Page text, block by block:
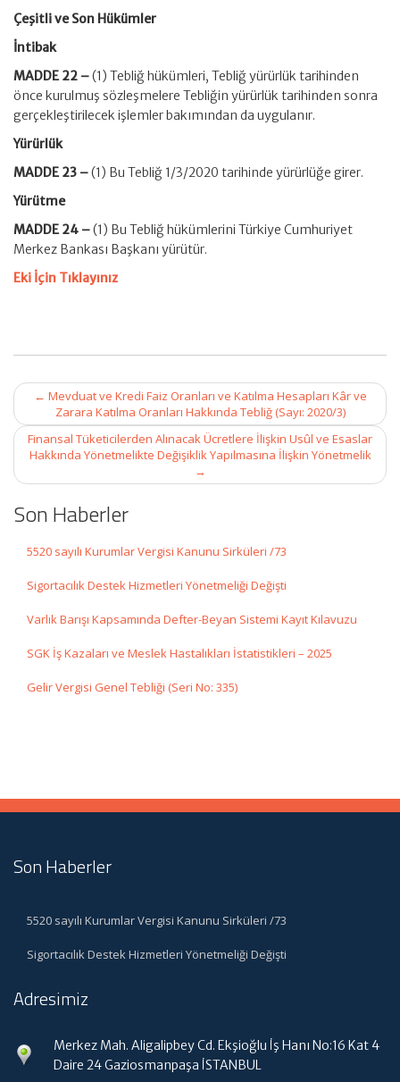
Çeşitli ve Son Hükümler
İntibak
MADDE 22 –(1) Tebliğ hükümleri, Tebliğ yürürlük tarihinden
önce kurulmuş sözleşmelere Tebliğin yürürlük tarihinden sonra
gerçekleştirilecek işlemler bakımından da uygulanır.
Yürürlük
MADDE 23 –(1) Bu Tebliğ 1/3/2020 tarihinde yürürlüğe girer.
Yürütme
MADDE 24 –(1) Bu Tebliğ hükümlerini Türkiye Cumhuriyet
Merkez Bankası Başkanı yürütür.
Eki İçin Tıklayınız
Post
navigation
← Mevduat ve Kredi Faiz Oranları ve Katılma Hesapları Kâr ve
Zarara Katılma Oranları Hakkında Tebliğ (Sayı: 2020/3)
Finansal Tüketicilerden Alınacak Ücretlere İlişkin Usûl ve Esaslar
Hakkında Yönetmelikte Değişiklik Yapılmasına İlişkin Yönetmelik
→
Son Haberler
5520 sayılı Kurumlar Vergisi Kanunu Sirküleri /73
Sigortacılık Destek Hizmetleri Yönetmeliği Değişti
Varlık Barışı Kapsamında Defter-Beyan Sistemi Kayıt Kılavuzu
SGK İş Kazaları ve Meslek Hastalıkları İstatistikleri – 2025
Gelir Vergisi Genel Tebliği (Seri No: 335)
Son Haberler
5520 sayılı Kurumlar Vergisi Kanunu Sirküleri /73
Sigortacılık Destek Hizmetleri Yönetmeliği Değişti
Adresimiz
Merkez Mah. Aligalipbey Cd. Ekşioğlu İş Hanı No:16 Kat 4
Daire 24 Gaziosmanpaşa İSTANBUL